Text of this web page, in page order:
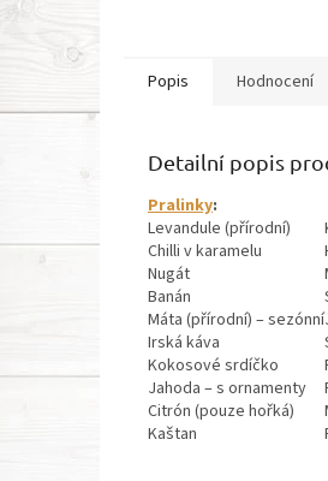
Popis Hodnocení
Detailní popis
Pralinky:
Levandule (přírodní)
Chilli v karamelu
Nugát
Banán
Máta (přírodní) –sezónní
Irská káva
Kokosové srdíčko
Jahoda – s ornamenty
Citrón (pouze hořká)
Kaštan